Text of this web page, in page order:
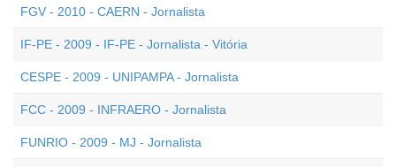
FGV - 2010 - CAERN - Jornalista
IF-PE - 2009 - IF-PE - Jornalista - Vitória
CESPE - 2009 - UNIPAMPA - Jornalista
FCC - 2009 - INFRAERO - Jornalista
FUNRIO - 2009 - MJ - Jornalista